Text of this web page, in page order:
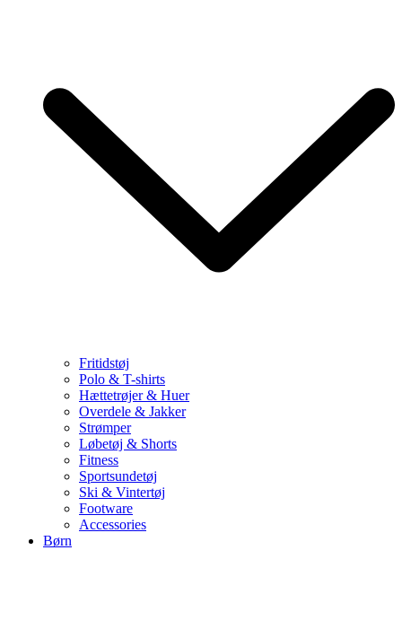
Fritidstøj
Polo & T-shirts
Hættetrøjer & Huer
Overdele & Jakker
Strømper
Løbetøj & Shorts
Fitness
Sportsundetøj
Ski & Vintertøj
Footware
Accessories
Børn